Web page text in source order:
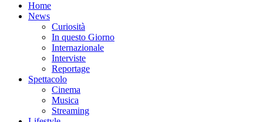
Home
News
Curiosità
In questo Giorno
Internazionale
Interviste
Reportage
Spettacolo
Cinema
Musica
Streaming